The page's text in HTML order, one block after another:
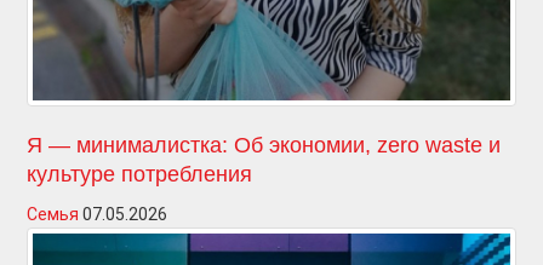
Я — минималистка: Об экономии, zero waste и
культуре потребления
Семья 07.05.2026